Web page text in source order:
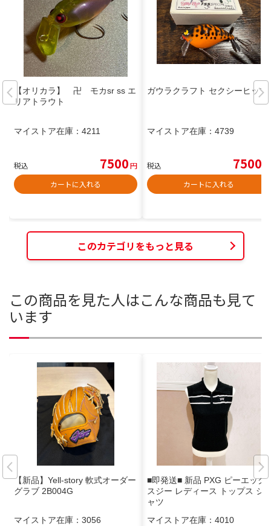
【オリカラ】 卍 モカsr ss エ
リアトラウト
マイストア在庫： 4211
税込 7500円
カートに入れる
ガウラクラフト セクシーヒップ
マイストア在庫： 4739
税込 7500
カートに入れる
このカテゴリをもっと見る
この商品を見た人はこんな商品も見て
います
【新品】Yell-story 軟式オーダー
グラブ 2B004G
マイストア在庫： 3056
■即発送■ 新品 PXG ピーエック
スジー レディース トップス シ
ャツ
マイストア在庫： 4010